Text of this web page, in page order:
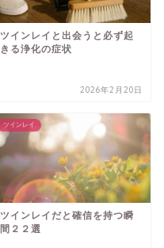
ツインレイと出会うと必ず起
きる浄化の症状
2026年2月20日
ツインレイ
ツインレイだと確信を持つ瞬
間２２選